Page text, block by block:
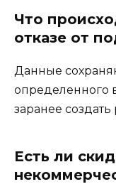
Что
отказе от
Данные
определенного
заранее
Есть ли